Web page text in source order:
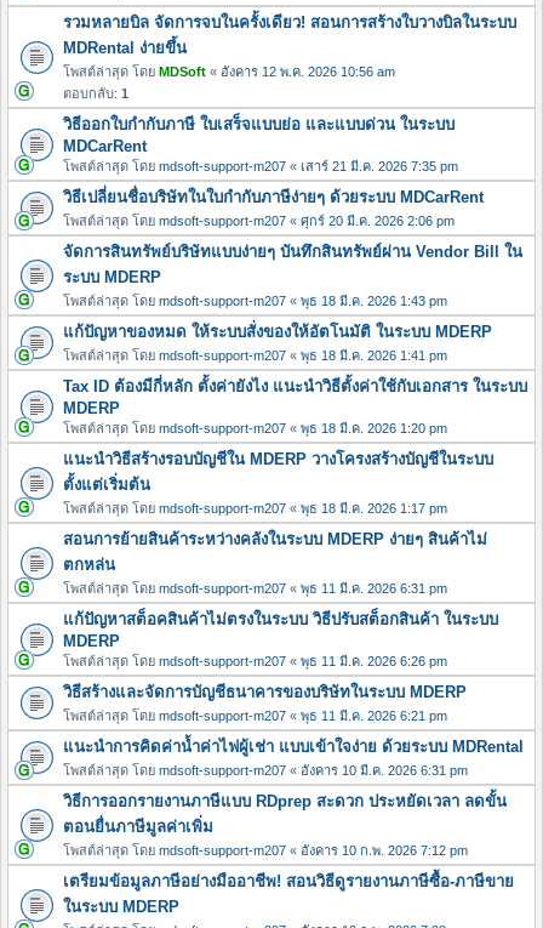
รวมหลายบิล จัดการจบในครั้งเดียว! สอนการสร้างใบวางบิลในระบบ
MDRental ง่ายขึ้น
โพสต์ล่าสุด โดย MDSoft « อังคาร 12 พ.ค. 2026 10:56 am
ตอบกลับ: 1
วิธีออกใบกำกับภาษี ใบเสร็จแบบย่อ และแบบด่วน ในระบบ
MDCarRent
โพสต์ล่าสุด โดย mdsoft-support-m207 « เสาร์ 21 มี.ค. 2026 7:35 pm
วิธีเปลี่ยนชื่อบริษัทในใบกำกับภาษีง่ายๆ ด้วยระบบ MDCarRent
โพสต์ล่าสุด โดย mdsoft-support-m207 « ศุกร์ 20 มี.ค. 2026 2:06 pm
จัดการสินทรัพย์บริษัทแบบง่ายๆ บันทึกสินทรัพย์ผ่าน Vendor Bill ใน
ระบบ MDERP
โพสต์ล่าสุด โดย mdsoft-support-m207 « พุธ 18 มี.ค. 2026 1:43 pm
แก้ปัญหาของหมด ให้ระบบสั่งของให้อัตโนมัติ ในระบบ MDERP
โพสต์ล่าสุด โดย mdsoft-support-m207 « พุธ 18 มี.ค. 2026 1:41 pm
Tax ID ต้องมีกี่หลัก ตั้งค่ายังไง แนะนำวิธีตั้งค่าใช้กับเอกสาร ในระบบ
MDERP
โพสต์ล่าสุด โดย mdsoft-support-m207 « พุธ 18 มี.ค. 2026 1:20 pm
แนะนำวิธีสร้างรอบบัญชีใน MDERP วางโครงสร้างบัญชีในระบบ
ตั้งแต่เริ่มต้น
โพสต์ล่าสุด โดย mdsoft-support-m207 « พุธ 18 มี.ค. 2026 1:17 pm
สอนการย้ายสินค้าระหว่างคลังในระบบ MDERP ง่ายๆ สินค้าไม่
ตกหล่น
โพสต์ล่าสุด โดย mdsoft-support-m207 « พุธ 11 มี.ค. 2026 6:31 pm
แก้ปัญหาสต็อคสินค้าไม่ตรงในระบบ วิธีปรับสต็อกสินค้า ในระบบ
MDERP
โพสต์ล่าสุด โดย mdsoft-support-m207 « พุธ 11 มี.ค. 2026 6:26 pm
วิธีสร้างและจัดการบัญชีธนาคารของบริษัทในระบบ MDERP
โพสต์ล่าสุด โดย mdsoft-support-m207 « พุธ 11 มี.ค. 2026 6:21 pm
แนะนำการคิดค่าน้ำค่าไฟผู้เช่า แบบเข้าใจง่าย ด้วยระบบ MDRental
โพสต์ล่าสุด โดย mdsoft-support-m207 « อังคาร 10 มี.ค. 2026 6:31 pm
วิธีการออกรายงานภาษีแบบ RDprep สะดวก ประหยัดเวลา ลดขั้น
ตอนยื่นภาษีมูลค่าเพิ่ม
โพสต์ล่าสุด โดย mdsoft-support-m207 « อังคาร 10 ก.พ. 2026 7:12 pm
เตรียมข้อมูลภาษีอย่างมืออาชีพ! สอนวิธีดูรายงานภาษีซื้อ-ภาษีขาย
ในระบบ MDERP